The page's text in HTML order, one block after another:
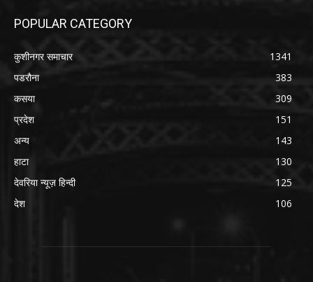
POPULAR CATEGORY
कुशीनगर समाचार
1341
पडरौना
383
कसया
309
प्रदेश
151
अन्य
143
हाटा
130
देवरिया न्यूज़ हिन्दी
125
देश
106